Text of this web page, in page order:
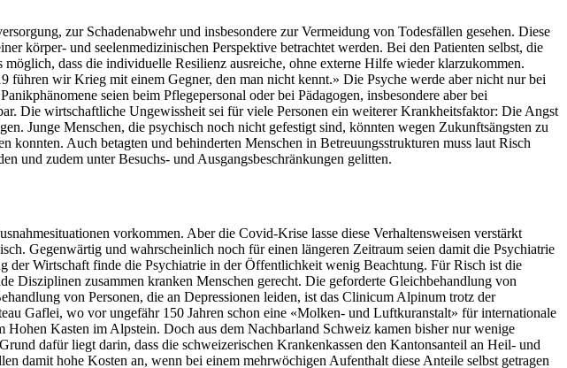
zur Schadenabwehr und insbesondere zur Vermeidung von Todesfällen gesehen. Diese
körper- und seelenmedizinischen Perspektive betrachtet werden. Bei den Patienten selbst, die
dass die individuelle Resilienz ausreiche, ohne externe Hilfe wieder klarzukommen.
wir Krieg mit einem Gegner, den man nicht kennt.» Die Psyche werde aber nicht nur bei
seien beim Pflegepersonal oder bei Pädagogen, insbesondere aber bei
Die wirtschaftliche Ungewissheit sei für viele Personen ein weiterer Krankheitsfaktor: Die Angst
Junge Menschen, die psychisch noch nicht gefestigt sind, könnten wegen Zukunftsängsten zu
Auch betagten und behinderten Menschen in Betreuungsstrukturen muss laut Risch
und zudem unter Besuchs- und Ausgangsbeschränkungen gelitten.
vorkommen. Aber die Covid-Krise lasse diese Verhaltensweisen verstärkt
Gegenwärtig und wahrscheinlich noch für einen längeren Zeitraum seien damit die Psychiatrie
Wirtschaft finde die Psychiatrie in der Öffentlichkeit wenig Beachtung. Für Risch ist die
Disziplinen zusammen kranken Menschen gerecht. Die geforderte Gleichbehandlung von
von Personen, die an Depressionen leiden, ist das Clinicum Alpinum trotz der
Gaflei, wo vor ungefähr 150 Jahren schon eine «Molken- und Luftkuranstalt» für internationale
Kasten im Alpstein. Doch aus dem Nachbarland Schweiz kamen bisher nur wenige
dafür liegt darin, dass die schweizerischen Krankenkassen den Kantonsanteil an Heil- und
damit hohe Kosten an, wenn bei einem mehrwöchigen Aufenthalt diese Anteile selbst getragen